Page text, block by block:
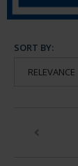
SORT BY: